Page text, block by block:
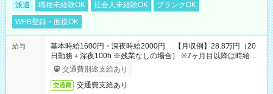
派遣 職種未経験OK 社会人未経験OK
ブランクOK
WEB登録・面接OK
給与
基本時給1600円・深夜時給2000円 【月収例】28.8万円（20
日勤務＋深夜100h ※残業なしの場合） ※7ヶ月目以降は時給
1230円・深夜時給1538円となります。
交通費別途支給あり
交通費 交通費支給あり